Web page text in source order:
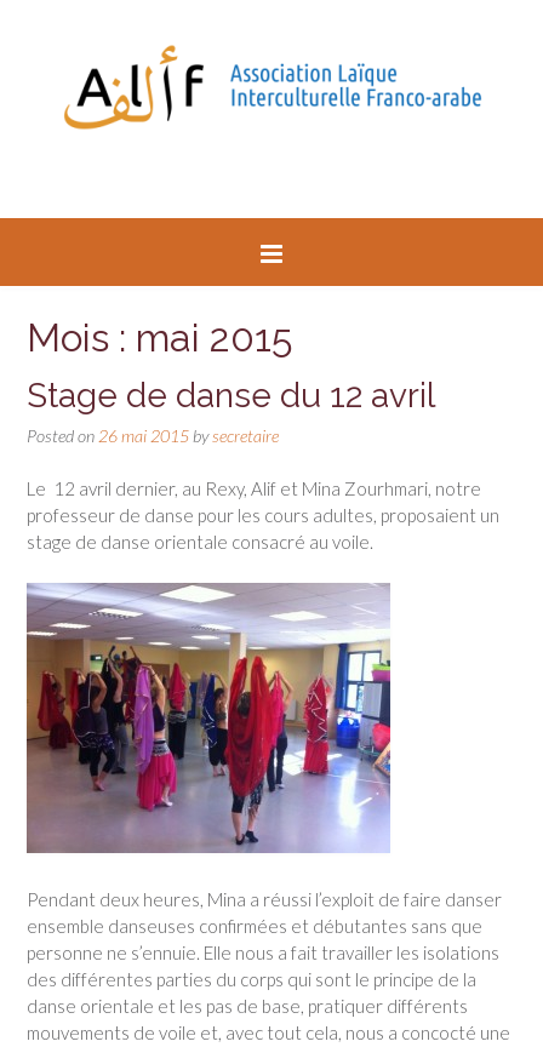
Mois : mai 2015
Stage de danse du 12 avril
Posted on 26 mai 2015 bysecretaire
Le 12 avril dernier, au Rexy, Alif et Mina Zourhmari, notre
professeur de danse pour les cours adultes, proposaient un
stage de danse orientale consacré au voile.
Pendant deux heures, Mina a réussi l’exploit de faire danser
ensemble danseuses confirmées et débutantes sans que
personne ne s’ennuie. Elle nous a fait travailler les isolations
des différentes parties du corps qui sont le principe de la
danse orientale et les pas de base, pratiquer différents
mouvements de voile et, avec tout cela, nous a concocté une